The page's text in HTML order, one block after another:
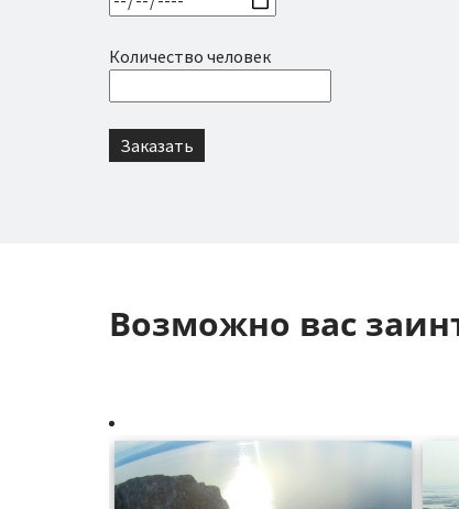
Количество человек
Возможно вас